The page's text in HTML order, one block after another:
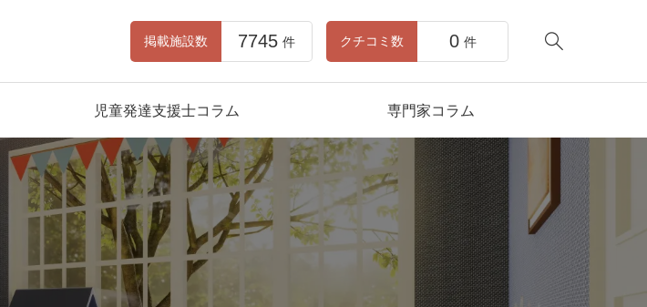

掲載施設数 7745 件 クチコミ数 0 件
児童発達支援士コラム 専門家コラム